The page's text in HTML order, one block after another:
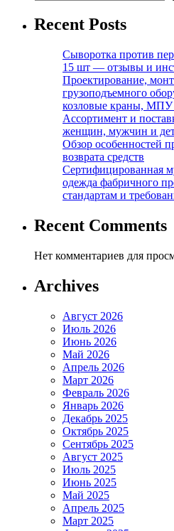
Recent Posts
Сыворотка против
15 шт — отзывы и
Проектирование,
грузоподъемного
козловые краны, МПУ
Ассортимент и
женщин, мужчин и
Обзор особенностей
возврата средств
Сертифицированная
одежда фабричного
стандартам и
Recent Comments
Нет комментариев для
Archives
Август 2026
Июль 2026
Июнь 2026
Май 2026
Апрель 2026
Март 2026
Февраль 2026
Январь 2026
Декабрь 2025
Октябрь 2025
Сентябрь 2025
Август 2025
Июль 2025
Июнь 2025
Май 2025
Апрель 2025
Март 2025